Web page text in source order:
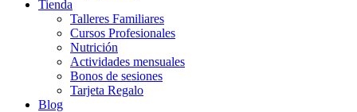
Tienda
Talleres Familiares
Cursos Profesionales
Nutrición
Actividades mensuales
Bonos de sesiones
Tarjeta Regalo
Blog